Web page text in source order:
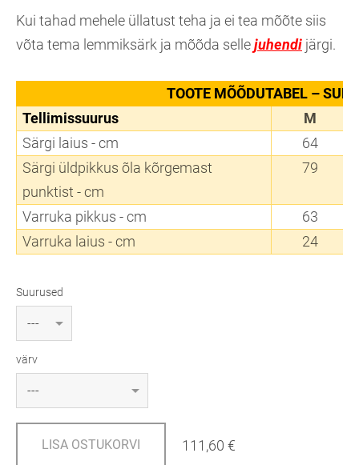
Kui tahad mehele üllatust teha ja ei tea mõõte siis
võta tema lemmiksärk ja mõõda sellejuhendi järgi.
TOOTE MÕÕDUTABEL –
Tellimissuurus
M
Särgi laius - cm
64
Särgi üldpikkus õla kõrgemast
punktist - cm
79
Varruka pikkus - cm
63
Varruka laius - cm
24
Suurused
värv
LISA OSTUKORVI 111,60 €